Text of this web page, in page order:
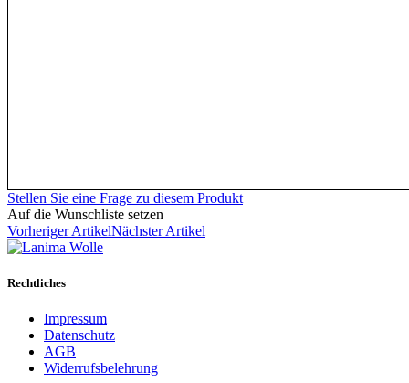
Stellen Sie eine Frage zu diesem Produkt
Auf die Wunschliste setzen
Vorheriger ArtikelNächster Artikel
Rechtliches
Impressum
Datenschutz
AGB
Widerrufsbelehrung